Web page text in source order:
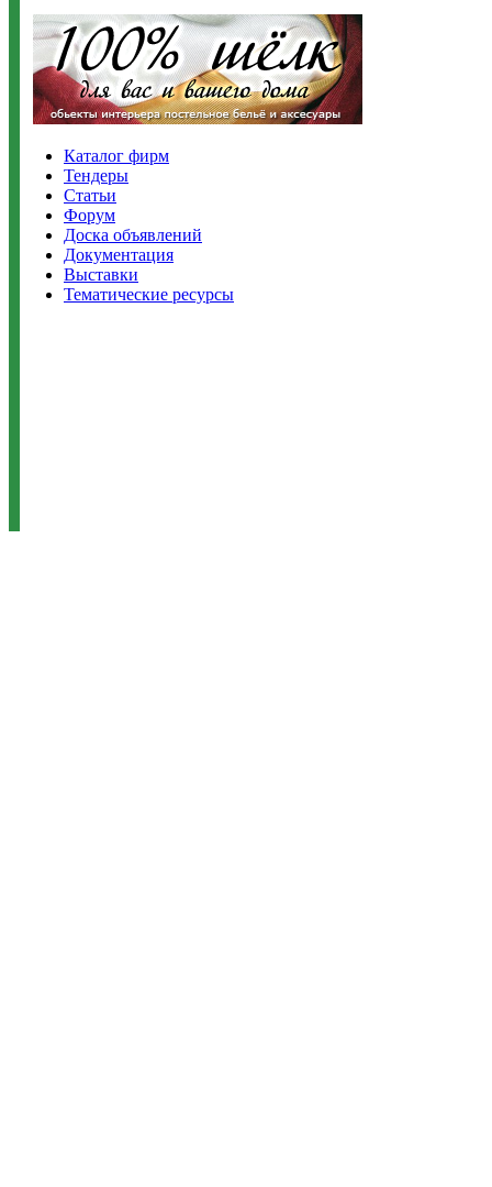
Каталог фирм
Тендеры
Статьи
Форум
Доска объявлений
Документация
Выставки
Тематические ресурсы